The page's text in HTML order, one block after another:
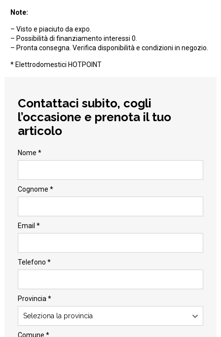
Note:
– Visto e piaciuto da expo.
– Possibilità di finanziamento interessi 0.
– Pronta consegna. Verifica disponibilità e condizioni in negozio.
* Elettrodomestici HOTPOINT
Contattaci subito, cogli
l’occasione e prenota il tuo
articolo
Nome *
Cognome *
Email *
Telefono *
Provincia *
Seleziona la provincia
Comune *